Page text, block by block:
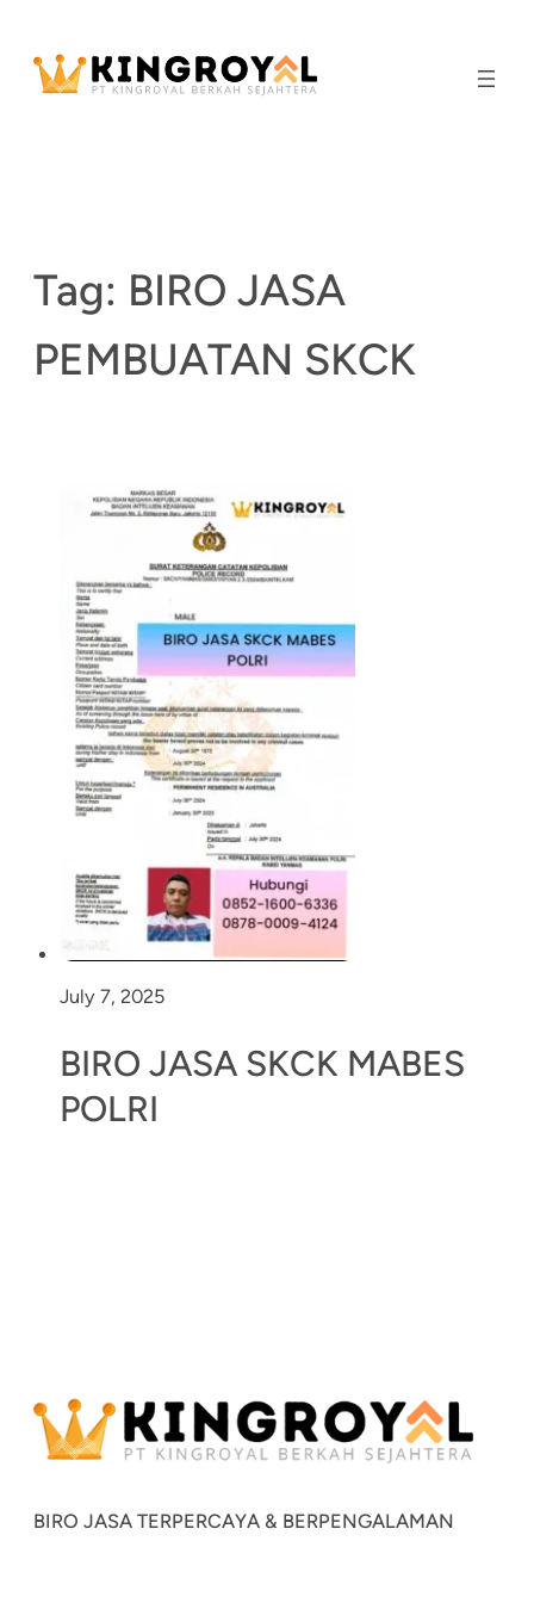
content
Tag: BIRO JASA
PEMBUATAN SKCK
July 7, 2025
BIRO JASA SKCK MABES
POLRI
BIRO JASA TERPERCAYA & BERPENGALAMAN